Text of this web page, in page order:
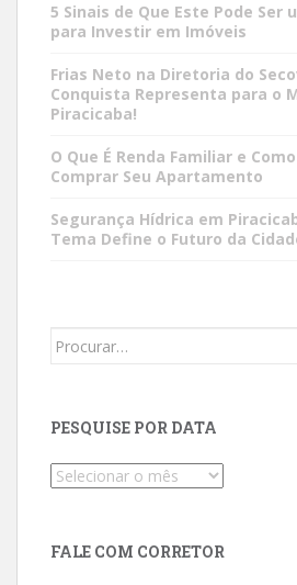
5 Sinais de Que Este Pode Ser
para Investir em Imóveis
Frias Neto na Diretoria do
Conquista Representa para o
Piracicaba!
O Que É Renda Familiar e
Comprar Seu Apartamento
Segurança Hídrica em
Tema Define o Futuro da
Search
PESQUISE POR DATA
Pesquise
FALE COM CORRETOR